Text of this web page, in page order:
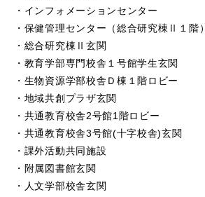
・インフォメーションセンター
・保健管理センター（総合研究棟Ⅱ１階）
・総合研究棟Ⅱ玄関
・教育学部専門校舎１号館学生玄関
・生物資源学部校舎Ｄ棟１階ロビー
・地域共創プラザ玄関
・共通教育校舎2号館1階ロビー
・共通教育校舎3号館(十字校舎)玄関
・課外活動共同施設
・附属図書館玄関
・人文学部校舎玄関